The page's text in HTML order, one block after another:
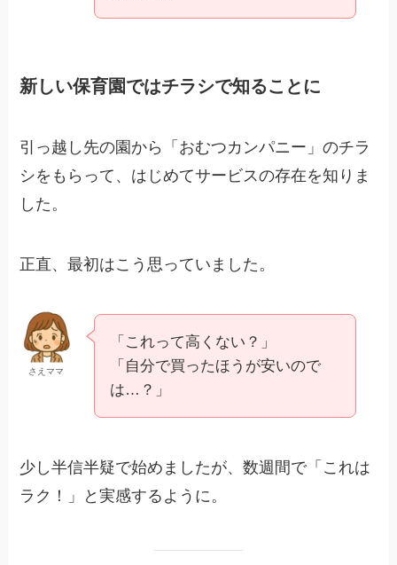
新しい保育園ではチラシで知ることに
引っ越し先の園から「おむつカンパニー」のチラ
シをもらって、はじめてサービスの存在を知りま
した。
正直、最初はこう思っていました。
さえママ
「これって高くない？」
「自分で買ったほうが安いので
は…？」
少し半信半疑で始めましたが、数週間で「これは
ラク！」と実感するように。